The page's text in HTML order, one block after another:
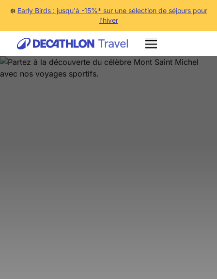
❄️ Early Birds : jusqu'à -15%* sur une sélection de séjours pour
l'hiver